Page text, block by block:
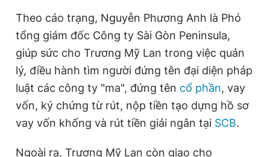
Theo cáo trạng, Nguyễn Phương Anh là Phó
tổng giám đốc Công ty Sài Gòn Peninsula,
giúp sức cho Trương Mỹ Lan trong việc quản
lý, điều hành tìm người đứng tên đại diện pháp
luật các công ty "ma", đứng tên cổ phần, vay
vốn, ký chứng từ rút, nộp tiền tạo dựng hồ sơ
vay vốn khống và rút tiền giải ngân tại SCB.
Ngoài ra, Trương Mỹ Lan còn giao cho